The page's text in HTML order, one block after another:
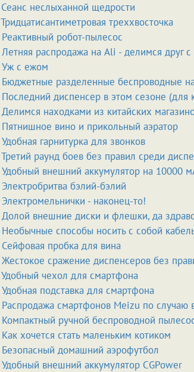
Сеанс неслыханной щедрости
Тридцатисантиметровая треххвосточка
Реактивный робот-пылесос
Летняя распродажа на Ali - делимся друг с
Уж с ежом
Бюджетные разделенные беспроводные
Последний диспенсер в этом сезоне (для
Делимся находками из китайских
Пятнишное вино и прикольный аэратор
Удобная гарнитурка для звонков
Третий раунд боев без правил среди
Удобный внешний аккумулятор на 10000
Электробритва бэлий-бэлий
Электромельнички - наконец-то!
Долой внешние диски и флешки, да
Необычные способы носить с собой
Сейфовая пробка для вина
Жестокое сражение диспенсеров без
Удобный чехол для смартфона
Удобная подставка для смартфона
Распродажа смартфонов Meizu по
Компактный ручной беспроводной
Как хочется стать маленьким котиком
Безопасный домашний аэрофутбол
Удобный внешний аккумулятор CGPower